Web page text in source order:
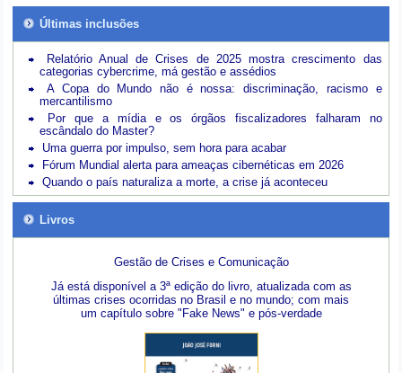
Últimas inclusões
Relatório Anual de Crises de 2025 mostra crescimento das
categorias cybercrime, má gestão e assédios
A Copa do Mundo não é nossa: discriminação, racismo e
mercantilismo
Por que a mídia e os órgãos fiscalizadores falharam no
escândalo do Master?
Uma guerra por impulso, sem hora para acabar
Fórum Mundial alerta para ameaças cibernéticas em 2026
Quando o país naturaliza a morte, a crise já aconteceu
Livros
Gestão de Crises e Comunicação
Já está disponível a 3ª edição do livro, atualizada com as
últimas crises ocorridas no Brasil e no mundo; com mais
um capítulo sobre "Fake News" e pós-verdade